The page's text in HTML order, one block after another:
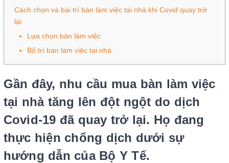
Cách chọn và bài trí bàn làm việc tại nhà khi Covid quay trở
lại
Lựa chọn bàn làm việc
Bố trí bàn làm việc tại nhà
Gần đây, nhu cầu mua bàn làm việc
tại nhà tăng lên đột ngột do dịch
Covid-19 đã quay trở lại. Họ đang
thực hiện chống dịch dưới sự
hướng dẫn của Bộ Y Tế.